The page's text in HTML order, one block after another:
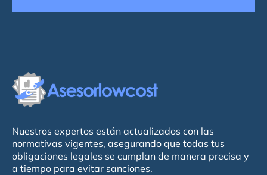
Nuestros expertos están actualizados con las
normativas vigentes, asegurando que todas tus
obligaciones legales se cumplan de manera precisa y
a tiempo para evitar sanciones.